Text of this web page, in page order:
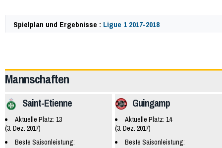
Spielplan und Ergebnisse : Ligue 1 2017-2018
Mannschaften
Guingamp
Aktuelle Platz: 14
(3. Dez. 2017)
Beste Saisonleistung:
Saint-Etienne
Aktuelle Platz: 13
(3. Dez. 2017)
Beste Saisonleistung: